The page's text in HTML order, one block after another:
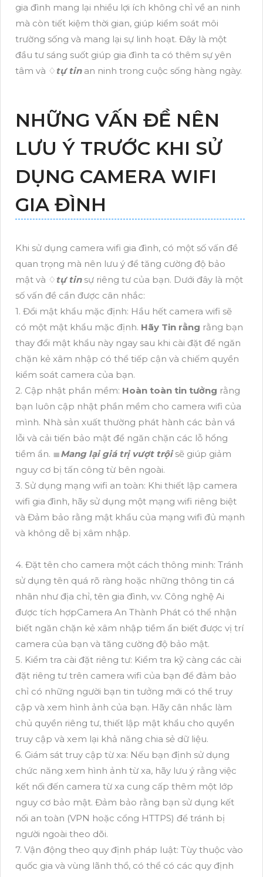
gia đình mang lại nhiều lợi ích không chỉ về an ninh
mà còn tiết kiệm thời gian, giúp kiểm soát môi
trường sống và mang lại sự linh hoạt. Đây là một
đầu tư sáng suốt giúp gia đình ta có thêm sự yên
tâm và ♢ tự tinan ninh trong cuộc sống hàng ngày.
NHỮNG VẤN ĐỀ NÊN
LƯU Ý TRƯỚC KHI SỬ
DỤNG CAMERA WIFI
GIA ĐÌNH
Khi sử dụng camera wifi gia đình, có một số vấn đề
quan trọng mà nên lưu ý để tăng cường độ bảo
mật và ♢ tự tinsự riêng tư của bạn. Dưới đây là một
số vấn đề cần được cân nhắc:
1. Đổi mật khẩu mặc định: Hầu hết camera wifi sẽ
có một mật khẩu mặc định. Hãy Tin rằng rằng bạn
thay đổi mật khẩu này ngay sau khi cài đặt để ngăn
chặn kẻ xâm nhập có thể tiếp cận và chiếm quyền
kiểm soát camera của bạn.
2. Cập nhật phần mềm: Hoàn toàn tin tưởng rằng
bạn luôn cập nhật phần mềm cho camera wifi của
mình. Nhà sản xuất thường phát hành các bản vá
lỗi và cải tiến bảo mật để ngăn chặn các lỗ hổng
tiềm ẩn. ≣Mang lại giá trị vượt trộisẽ giúp giảm
nguy cơ bị tấn công từ bên ngoài.
3. Sử dụng mạng wifi an toàn: Khi thiết lập camera
wifi gia đình, hãy sử dụng một mạng wifi riêng biệt
và Đảm bảo rằng mật khẩu của mạng wifi đủ mạnh
và không dễ bị xâm nhập.
4. Đặt tên cho camera một cách thông minh: Tránh
sử dụng tên quá rõ ràng hoặc những thông tin cá
nhân như địa chỉ, tên gia đình, v.v. Công nghệ Ai
được tích hợpCamera An Thành Phát có thể nhận
biết ngăn chặn kẻ xâm nhập tiềm ẩn biết được vị trí
camera của bạn và tăng cường độ bảo mật.
5. Kiểm tra cài đặt riêng tư: Kiểm tra kỹ càng các cài
đặt riêng tư trên camera wifi của bạn để đảm bảo
chỉ có những người bạn tin tưởng mới có thể truy
cập và xem hình ảnh của bạn. Hãy cân nhắc làm
chủ quyền riêng tư, thiết lập mật khẩu cho quyền
truy cập và xem lại khả năng chia sẻ dữ liệu.
6. Giám sát truy cập từ xa: Nếu bạn định sử dụng
chức năng xem hình ảnh từ xa, hãy lưu ý rằng việc
kết nối đến camera từ xa cung cấp thêm một lớp
nguy cơ bảo mật. Đảm bảo rằng bạn sử dụng kết
nối an toàn (VPN hoặc cổng HTTPS) để tránh bị
người ngoài theo dõi.
7. Vận động theo quy định pháp luật: Tùy thuộc vào
quốc gia và vùng lãnh thổ, có thể có các quy định